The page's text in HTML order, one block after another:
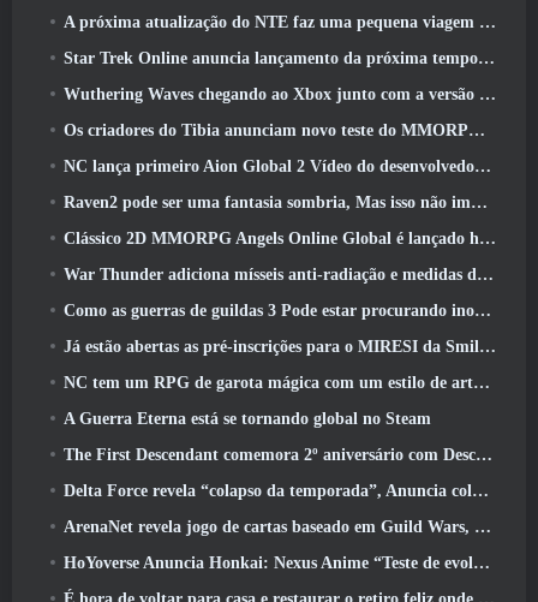
A próxima atualização do NTE faz uma pequena viagem paralela a um jogo de mesa de fantasia
Star Trek Online anuncia lançamento da próxima temporada “Undiscovered”
Wuthering Waves chegando ao Xbox junto com a versão 3.5 Atualizar
Os criadores do Tibia anunciam novo teste do MMORPG de zumbis da velha escola, Persistir on-line
NC lança primeiro Aion Global 2 Vídeo do desenvolvedor, Compartilhando detalhes sobre o jogo
Raven2 pode ser uma fantasia sombria, Mas isso não impede a diversão do verão
Clássico 2D MMORPG Angels Online Global é lançado hoje
War Thunder adiciona mísseis anti-radiação e medidas de suporte eletrônico na atualização da cavalaria pesada
Como as guerras de guildas 3 Pode estar procurando inovar no espaço MMO
Já estão abertas as pré-inscrições para o MIRESI da Smilegate: Futuro Invisível
NC tem um RPG de garota mágica com um estilo de arte inspirado em anime dos anos 90 em desenvolvimento
A Guerra Eterna está se tornando global no Steam
The First Descendant comemora 2º aniversário com Descendant Fest 2026 Fluxo
Delta Force revela “colapso da temporada”, Anuncia colaboração Rainbow Six Siege
ArenaNet revela jogo de cartas baseado em Guild Wars, Enevoado
HoYoverse Anuncia Honkai: Nexus Anime “Teste de evolução”